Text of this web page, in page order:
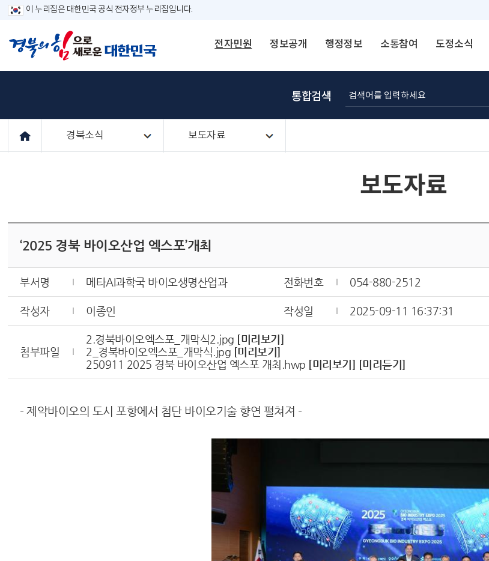
이 누리집은 대한민국 공식 전자정부 누리집입니다.
전자민원 정보공개 행정정보 소통참여 도정소식
통합검색
경북소식 보도자료
보도자료
‘2025 경북 바이오산업 엑스포’개최
부서명 메타AI과학국 바이오생명산업과 전화번호 054-880-2512
작성자 이종인 작성일 2025-09-11 16:37:31
첨부파일
2.경북바이오엑스포_개막식2.jpg [미리보기]
2_경북바이오엑스포_개막식.jpg [미리보기]
250911 2025 경북 바이오산업 엑스포 개최.hwp [미리보기] [미리듣기]
- 제약바이오의 도시 포항에서 첨단 바이오기술 향연 펼쳐져 -